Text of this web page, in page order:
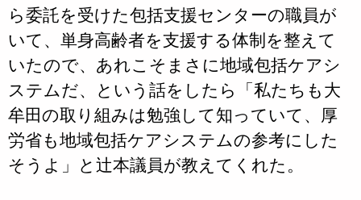
ら委託を受けた包括支援センターの職員が
いて、単身高齢者を支援する体制を整えて
いたので、あれこそまさに地域包括ケアシ
ステムだ、という話をしたら「私たちも大
牟田の取り組みは勉強して知っていて、厚
労省も地域包括ケアシステムの参考にした
そうよ」と辻本議員が教えてくれた。